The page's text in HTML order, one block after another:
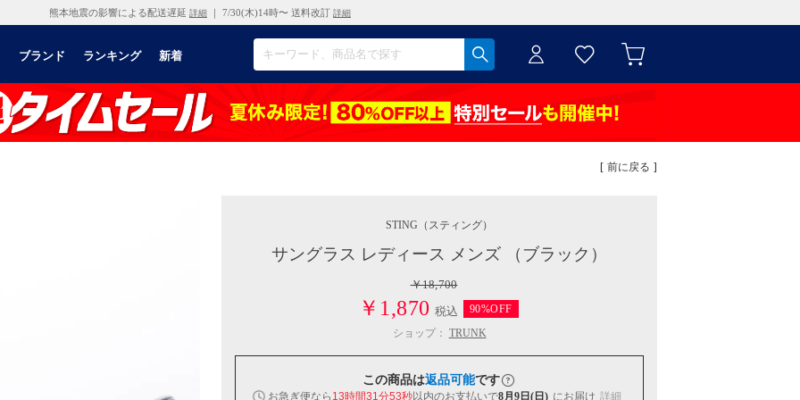
熊本地震の影響による配送遅延 詳細 ｜ 7/30(木)14時〜 送料改訂 詳細
ブランド ランキング 新着
[ 前に戻る ]
STING （スティング）
サングラス レディース メンズ （ブラック）
￥18,700
￥1,870 税込
90%OFF
ショップ： TRUNK
この商品は返品可能です
お急ぎ便なら 13時間31分52秒以内のお支払いで8月9日(日) にお届け 詳細